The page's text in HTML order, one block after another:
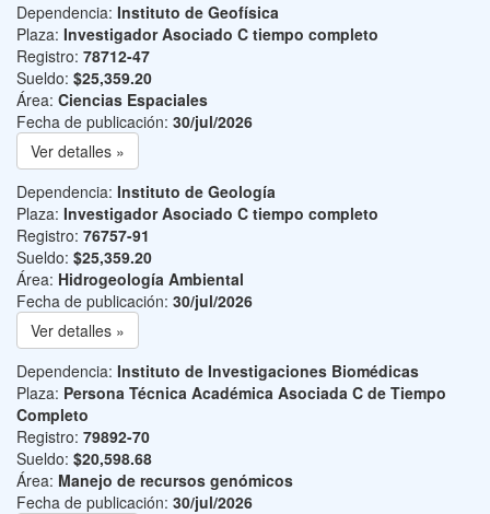
Dependencia: Instituto de Geofísica
Plaza: Investigador Asociado C tiempo completo
Registro: 78712-47
Sueldo: $25,359.20
Área: Ciencias Espaciales
Fecha de publicación: 30/jul/2026
Ver detalles »
Dependencia: Instituto de Geología
Plaza: Investigador Asociado C tiempo completo
Registro: 76757-91
Sueldo: $25,359.20
Área: Hidrogeología Ambiental
Fecha de publicación: 30/jul/2026
Ver detalles »
Dependencia: Instituto de Investigaciones Biomédicas
Plaza: Persona Técnica Académica Asociada C de Tiempo
Completo
Registro: 79892-70
Sueldo: $20,598.68
Área: Manejo de recursos genómicos
Fecha de publicación: 30/jul/2026